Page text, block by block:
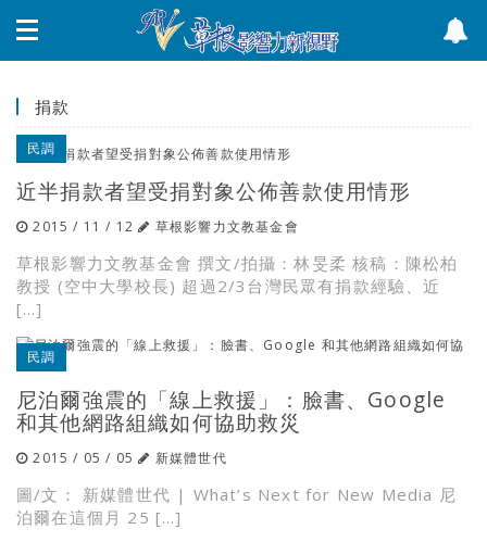
捐款
民調
近半捐款者望受捐對象公佈善款使用情形
2015 / 11 / 12 草根影響力文教基金會
草根影響力文教基金會 撰文/拍攝：林旻柔 核稿：陳松柏
教授 (空中大學校長) 超過2/3台灣民眾有捐款經驗、近
[…]
民調
尼泊爾強震的「線上救援」：臉書、Google
和其他網路組織如何協助救災
2015 / 05 / 05 新媒體世代
圖/文： 新媒體世代 | What’s Next for New Media 尼
泊爾在這個月 25 […]